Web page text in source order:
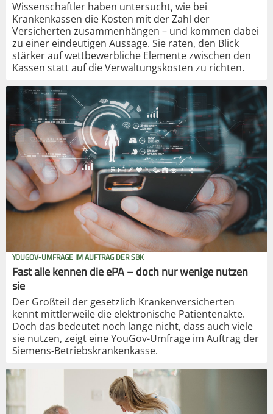
Wissenschaftler haben untersucht, wie bei
Krankenkassen die Kosten mit der Zahl der
Versicherten zusammenhängen – und kommen dabei
zu einer eindeutigen Aussage. Sie raten, den Blick
stärker auf wettbewerbliche Elemente zwischen den
Kassen statt auf die Verwaltungskosten zu richten.
YOUGOV-UMFRAGE IM AUFTRAG DER SBK
Fast alle kennen die ePA – doch nur wenige nutzen
sie
Der Großteil der gesetzlich Krankenversicherten
kennt mittlerweile die elektronische Patientenakte.
Doch das bedeutet noch lange nicht, dass auch viele
sie nutzen, zeigt eine YouGov-Umfrage im Auftrag der
Siemens-Betriebskrankenkasse.